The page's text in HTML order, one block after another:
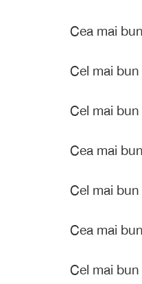
Cea mai
Cel mai bun
Cel mai bun
Cea mai
Cel mai bun
Cea mai
Cel mai bun